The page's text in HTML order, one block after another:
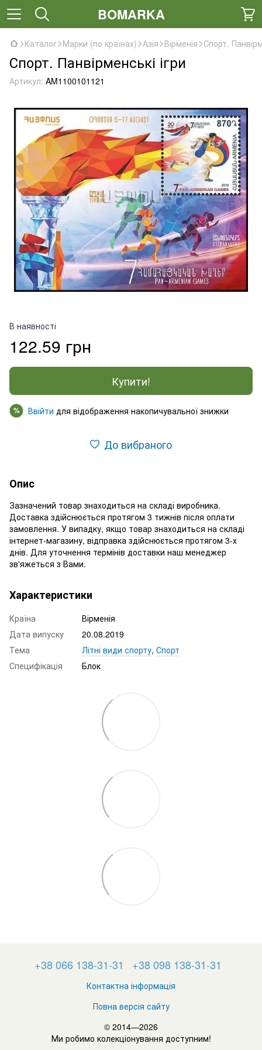
BOMARKA
Каталог Марки (по країнах) Азія Вірменія Спорт.
Спорт. Панвірменські ігри
Артикул: AM1100101121
В наявності
122.59 грн
Купити!
% Ввійти для відображення накопичувальної знижки
До вибраного
Опис
Зазначений товар знаходиться на складі виробника.
Доставка здійснюється протягом 3 тижнів після оплати
замовлення. У випадку, якщо товар знаходиться на складі
інтернет-магазину, відправка здійснюється протягом 3-х
днів. Для уточнення термінів доставки наш менеджер
зв'яжеться з Вами.
Характеристики
Країна
Вірменія
Дата випуску
20.08.2019
Тема
Літні види спорту, Спорт
Специфікація
Блок
+38 066 138-31-31 +38 098 138-31-31
Контактна інформація
Повна версія сайту
© 2014—2026
Ми робимо колекціонування доступним!